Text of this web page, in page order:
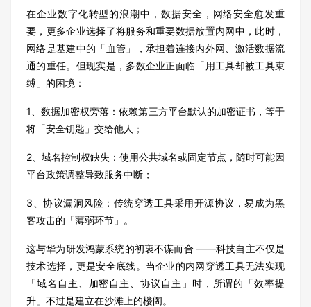
在企业数字化转型的浪潮中，数据安全，网络安全愈发重
要，更多企业选择了将服务和重要数据放置内网中，此时，
网络是基建中的「血管」，承担着连接内外网、激活数据流
通的重任。但现实是，多数企业正面临「用工具却被工具束
缚」的困境：
1、数据加密权旁落：依赖第三方平台默认的加密证书，等于
将「安全钥匙」交给他人；
2、域名控制权缺失：使用公共域名或固定节点，随时可能因
平台政策调整导致服务中断；
3、协议漏洞风险：传统穿透工具采用开源协议，易成为黑
客攻击的「薄弱环节」。
这与华为研发鸿蒙系统的初衷不谋而合 ——科技自主不仅是
技术选择，更是安全底线。当企业的内网穿透工具无法实现
「域名自主、加密自主、协议自主」时，所谓的「效率提
升」不过是建立在沙滩上的楼阁。